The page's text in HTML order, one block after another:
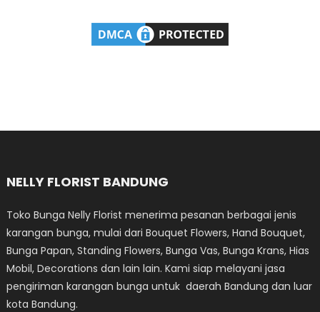
NELLY FLORIST BANDUNG
Toko Bunga Nelly Florist menerima pesanan berbagai jenis
karangan bunga, mulai dari Bouquet Flowers, Hand Bouquet,
Bunga Papan, Standing Flowers, Bunga Vas, Bunga Krans, Hias
Mobil, Decorations dan lain lain. Kami siap melayani jasa
pengiriman karangan bunga untuk daerah Bandung dan luar
kota Bandung.